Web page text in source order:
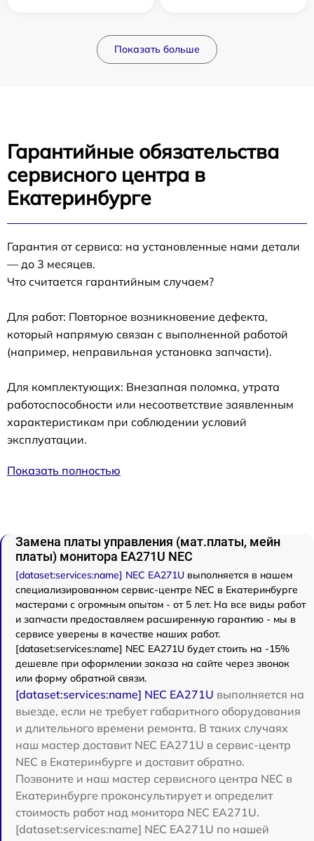
Показать больше
Гарантийные обязательства
сервисного центра в
Екатеринбурге
Гарантия от сервиса: на установленные нами детали
— до 3 месяцев.
Что считается гарантийным случаем?
Для работ: Повторное возникновение дефекта,
который напрямую связан с выполненной работой
(например, неправильная установка запчасти).
Для комплектующих: Внезапная поломка, утрата
работоспособности или несоответствие заявленным
характеристикам при соблюдении условий
эксплуатации.
Показать полностью
Замена платы управления (мат.платы, мейн
платы) монитора EA271U NEC
[dataset:services:name] NEC EA271U выполняется в нашем
специализированном сервис-центре NEC в Екатеринбурге
мастерами с огромным опытом - от 5 лет. На все виды работ
и запчасти предоставляем расширенную гарантию - мы в
сервисе уверены в качестве наших работ.
[dataset:services:name] NEC EA271U будет стоить на -15%
дешевле при оформлении заказа на сайте через звонок
или форму обратной связи.
[dataset:services:name] NEC EA271U выполняется на
выезде, если не требует габаритного оборудования
и длительного времени ремонта. В таких случаях
наш мастер доставит NEC EA271U в сервис-центр
NEC в Екатеринбурге и доставит обратно.
Позвоните и наш мастер сервисного центра NEC в
Екатеринбурге проконсультирует и определит
стоимость работ над монитора NEC EA271U.
[dataset:services:name] NEC EA271U по нашей